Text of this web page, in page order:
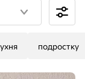
подростку